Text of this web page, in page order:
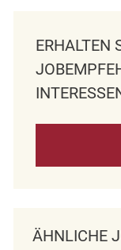
ERHALTEN
ÄHNLICHE